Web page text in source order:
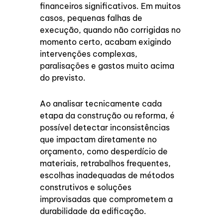
financeiros significativos. Em muitos
casos, pequenas falhas de
execução, quando não corrigidas no
momento certo, acabam exigindo
intervenções complexas,
paralisações e gastos muito acima
do previsto.
Ao analisar tecnicamente cada
etapa da construção ou reforma, é
possível detectar inconsistências
que impactam diretamente no
orçamento, como desperdício de
materiais, retrabalhos frequentes,
escolhas inadequadas de métodos
construtivos e soluções
improvisadas que comprometem a
durabilidade da edificação.